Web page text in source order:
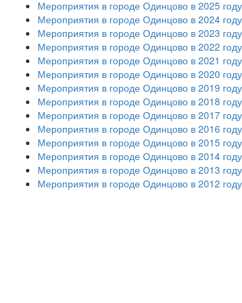
Мероприятия в городе Одинцово в 2025 году
Мероприятия в городе Одинцово в 2024 году
Мероприятия в городе Одинцово в 2023 году
Мероприятия в городе Одинцово в 2022 году
Мероприятия в городе Одинцово в 2021 году
Мероприятия в городе Одинцово в 2020 году
Мероприятия в городе Одинцово в 2019 году
Мероприятия в городе Одинцово в 2018 году
Мероприятия в городе Одинцово в 2017 году
Мероприятия в городе Одинцово в 2016 году
Мероприятия в городе Одинцово в 2015 году
Мероприятия в городе Одинцово в 2014 году
Мероприятия в городе Одинцово в 2013 году
Мероприятия в городе Одинцово в 2012 году